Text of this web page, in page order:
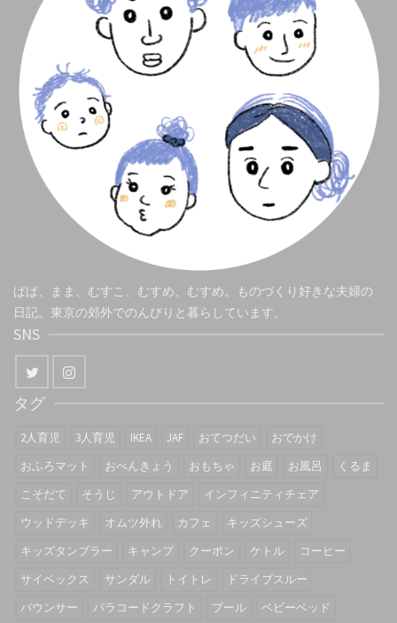
ぱぱ、まま、むすこ、むすめ、むすめ。ものづくり好きな夫婦の
日記。東京の郊外でのんびりと暮らしています。
SNS
タグ
2人育児 3人育児 IKEA JAF おてつだい
おでかけ
おふろマット
おべんきょう おもちゃ お庭 お風呂
くるま
こそだて
そうじ アウトドア
インフィニティチェア
ウッドデッキ
オムツ外れ カフェ
キッズシューズ
キッズタンブラー
キャンプ クーポン ケトル
コーヒー
サイベックス
サンダル トイトレ
ドライブスルー
バウンサー
パラコードクラフト プール ベビーベッド